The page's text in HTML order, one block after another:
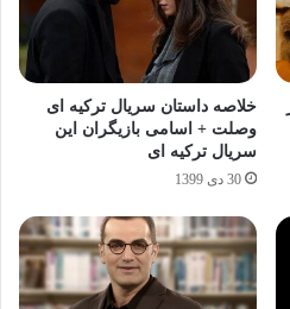
خلاصه داستان سریال ترکیه ای
وصلت + اسامی بازیگران این
سریال ترکیه ای
30 دی 1399